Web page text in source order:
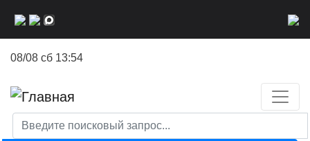
08/08 сб 13:54